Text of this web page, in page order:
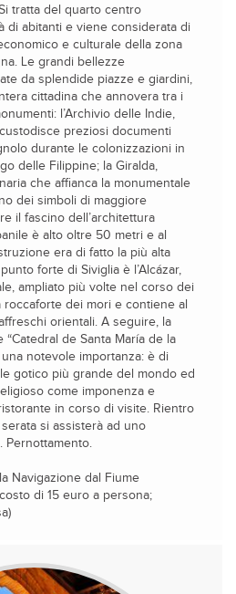
tratta del quarto centro
di abitanti e viene considerata di
e culturale della zona
Le grandi bellezze
da splendide piazze e giardini,
cittadina che annovera tra i
l’Archivio delle Indie,
preziosi documenti
durante le colonizzazioni in
delle Filippine; la Giralda,
che affianca la monumentale
dei simboli di maggiore
il fascino dell’architettura
è alto oltre 50 metri e al
era di fatto la più alta
forte di Siviglia è l’Alcázar,
ampliato più volte nel corso dei
roccaforte dei mori e contiene al
orientali. A seguire, la
“Catedral de Santa María de la
notevole importanza: è di
gotico più grande del mondo ed
come imponenza e
in corso di visite. Rientro
si assisterà ad uno
Pernottamento.
Navigazione dal Fiume
di 15 euro a persona;